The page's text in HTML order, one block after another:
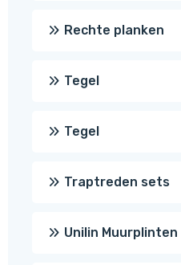
Rechte planken
Tegel
Tegel
Traptreden sets
Unilin Muurplinten